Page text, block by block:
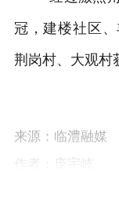
冠，建楼社区
荆岗村、大观村
来源：临澧融媒
作者：庞宇岐